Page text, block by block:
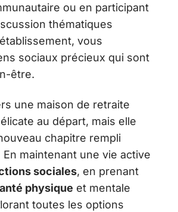
ou en participant
thématiques
vous
sociaux précieux qui sont
être.
une maison de retraite
au départ, mais elle
chapitre rempli
En maintenant une vie active
sociales, en prenant
physique et mentale
toutes les options